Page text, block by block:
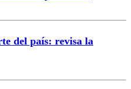
del país: revisa la